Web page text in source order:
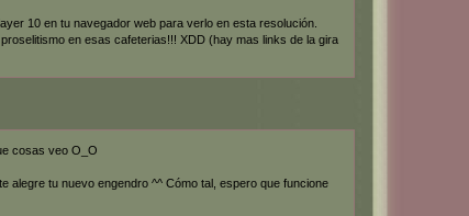
10 en tu navegador web para verlo en esta resolución.
en esas cafeterias!!! XDD (hay mas links de la gira
cosas veo O_O
alegre tu nuevo engendro ^^ Cómo tal, espero que funcione